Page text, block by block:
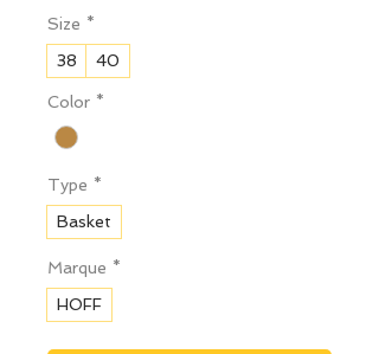
Size *
38
40
Color *
Type *
Basket
Marque *
HOFF